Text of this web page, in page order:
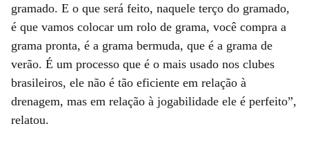
gramado. E o que será feito, naquele terço do gramado,
é que vamos colocar um rolo de grama, você compra a
grama pronta, é a grama bermuda, que é a grama de
verão. É um processo que é o mais usado nos clubes
brasileiros, ele não é tão eficiente em relação à
drenagem, mas em relação à jogabilidade ele é perfeito”,
relatou.